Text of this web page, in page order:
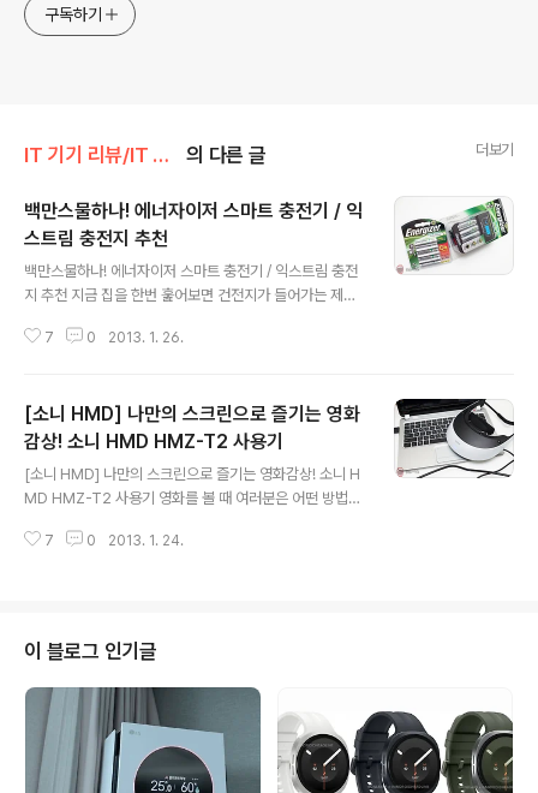
구독하기
IT 기기 리뷰/IT 기타 의 다른 글 더보기
백만스물하나! 에너자이저 스마트 충전기 / 익
스트림 충전지 추천
백만스물하나! 에너자이저 스마트 충전기 / 익스트림 충전
지 추천 지금 집을 한번 훑어보면 건전지가 들어가는 제품
컨, 에어컨 리모컨, 도어락, 시계나 랜턴, 카메라 플래시 등
될 때마다 마트나 슈퍼에서 건전지를 구매해서 사용하겠지
만 건전지의 경우 배터리 용량이 적어 오래 사용도 못하고,
일회성으로 매번 버리고 새로 구매해야 하는 불편함이 많
죠! 저의 경우 평소 블로그를 운영하면서 사진촬영을 많이
하는데, 이때 반드시 사용하는 것이 스트로보입니다. 스트
로보를 사용하기 위해서는 충전지와 충전기가 반드시 필요
7 0 2013. 1. 26.
[소니 HMD] 나만의 스크린으로 즐기는 영화
감상! 소니 HMD HMZ-T2 사용기
[소니 HMD] 나만의 스크린으로 즐기는 영화감상! 소니 H
MD HMZ-T2 사용기 영화를 볼 때 여러분은 어떤 방법으
아 영화를 보거나 거실에 앉아 47인치 스마트TV를 통해
면 초대형 스크린을 통해 좀 더 몰입하고, 생생한 현장감을
느끼며 영화를 볼 수 있습니다. 무엇보다 다른 사람에게 피
해를 주지 않고, 나 또한 남에게 방해를 받지 않아 나만의
공간에서 영화를 본다는 것만으로도 굉장히 매력적인 제품
이 아닌가 생각됩니다. 헤드 마운트 디스플레이(HMD)은
이미 애플과 올림..
7 0 2013. 1. 24.
이 블로그 인기글